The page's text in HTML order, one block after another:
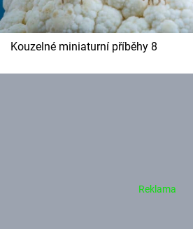
Kouzelné miniaturní příběhy 8